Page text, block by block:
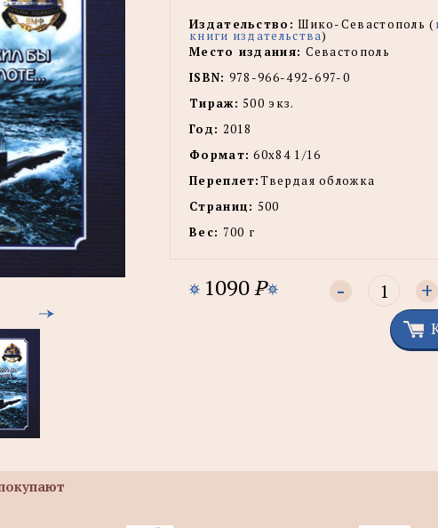
Издательство: Шико-Севастополь (
книги издательства)
Место издания: Севастополь
ISBN: 978-966-492-697-0
Тираж: 500 экз.
Год: 2018
Формат: 60х84 1/16
Переплет:Твердая обложка
Страниц: 500
Вес: 700 г
1090P - +